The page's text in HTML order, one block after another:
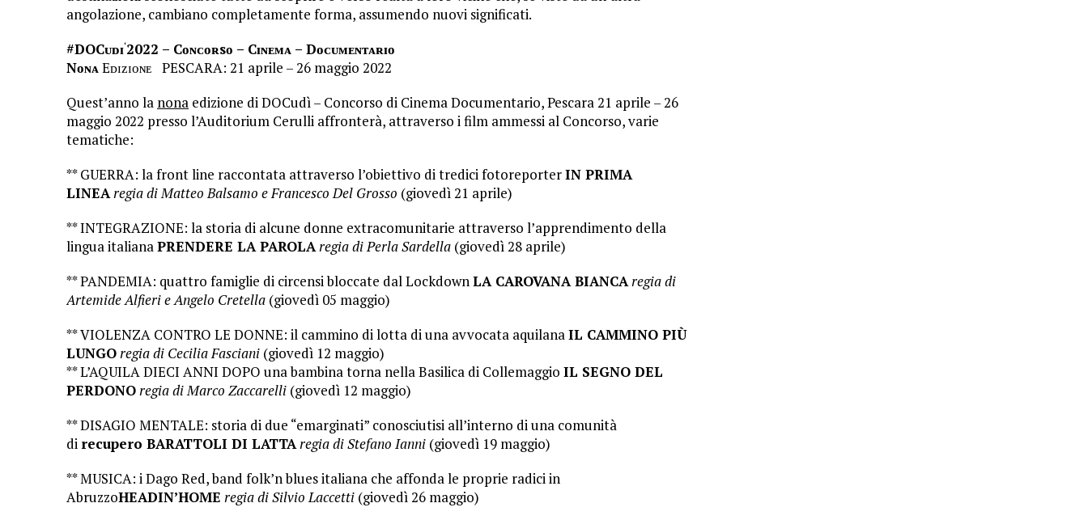
angolazione, cambiano completamente forma, assumendo nuovi significati.
#DOCᴜᴅɪ‘2022 – Cᴏɴᴄᴏʀsᴏ – Cɪɴᴇᴍᴀ – Dᴏᴄᴜᴍᴇɴᴛᴀʀɪᴏ
NᴏɴᴀEᴅɪᴢɪᴏɴᴇ PESCARA: 21 aprile – 26 maggio 2022
Quest’anno la nona edizione di DOCudì – Concorso di Cinema Documentario, Pescara 21 aprile – 26
maggio 2022 presso l’Auditorium Cerulli affronterà, attraverso i film ammessi al Concorso, varie
tematiche:
** GUERRA: la front line raccontata attraverso l’obiettivo di tredici fotoreporterIN PRIMA
LINEAregia di Matteo Balsamo e Francesco Del Grosso (giovedì 21 aprile)
** INTEGRAZIONE: la storia di alcune donne extracomunitarie attraverso l’apprendimento della
lingua italianaPRENDERE LA PAROLAregia di Perla Sardella (giovedì 28 aprile)
** PANDEMIA: quattro famiglie di circensi bloccate dal LockdownLA CAROVANA BIANCAregia di
Artemide Alfieri e Angelo Cretella (giovedì 05 maggio)
** VIOLENZA CONTRO LE DONNE: il cammino di lotta di una avvocata aquilanaIL CAMMINO PIÙ
LUNGOregia di Cecilia Fasciani (giovedì 12 maggio)
** L’AQUILA DIECI ANNI DOPO una bambina torna nella Basilica di Collemaggio IL SEGNO DEL
PERDONOregia di Marco Zaccarelli (giovedì 12 maggio)
** DISAGIO MENTALE: storia di due “emarginati” conosciutisi all’interno di una comunità
di recupero BARATTOLI DI LATTAregia di Stefano Ianni (giovedì 19 maggio)
** MUSICA: i Dago Red, band folk’n blues italiana che affonda le proprie radici in
AbruzzoHEADIN’HOME regia di Silvio Laccetti (giovedì 26 maggio)